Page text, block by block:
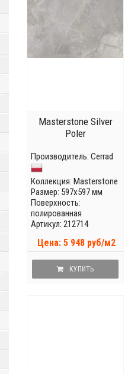
Masterstone Silver
Poler
Производитель: Cerrad
Коллекция: Masterstone
Размер: 597x597 мм
Поверхность:
полированная
Артикул: 212714
Цена: 5 948 руб/м2
КУПИТЬ